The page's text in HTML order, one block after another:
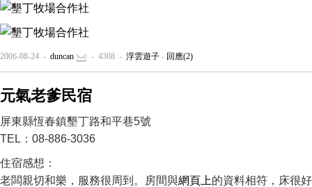
2006-08-24 - duncan - 4368 - 浮雲遊子 - 回應(2)
元氣老爹民宿
屏東縣恆春鎮墾丁路和平巷5號
TEL：08-886-3036
住宿感想：
老闆親切和樂，服務很周到。房間與網頁上的資料相符，床很好